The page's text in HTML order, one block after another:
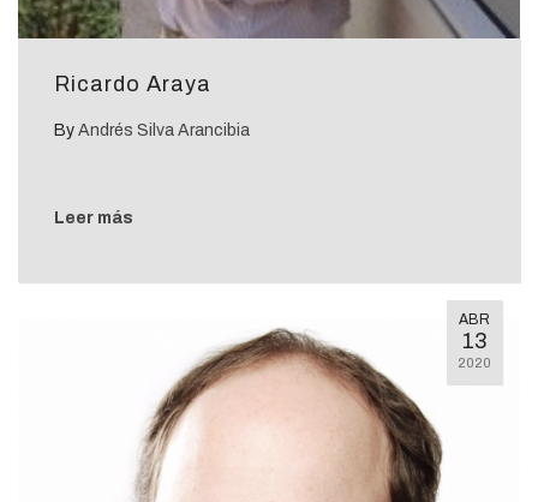
Ricardo Araya
By Andrés Silva Arancibia
Leer más
ABR
13
2020